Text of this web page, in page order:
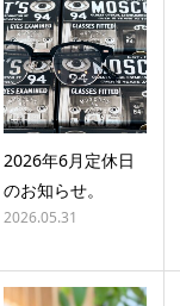
2026年6月定休日
のお知らせ。
2026.05.31